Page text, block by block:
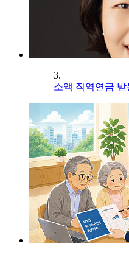
3.
소액 직역연금